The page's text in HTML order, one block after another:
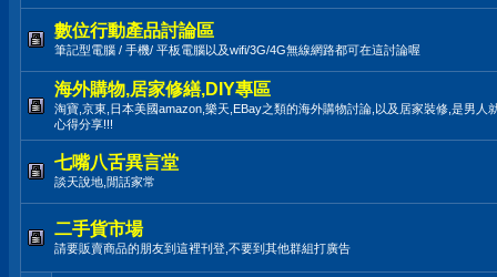
數位行動產品討論區
筆記型電腦 / 手機/ 平板電腦以及wifi/3G/4G無線網路都可在這討論喔
海外購物,居家修繕,DIY專區
淘寶,京東,日本美國amazon,樂天,EBay之類的海外購物討論,以及居家裝修,是男人
心得分享!!!
七嘴八舌異言堂
談天說地,閒話家常
二手貨市場
請要販賣商品的朋友到這裡刊登,不要到其他群組打廣告